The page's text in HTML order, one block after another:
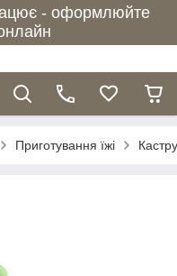
- оформлюйте
Приготування їжі